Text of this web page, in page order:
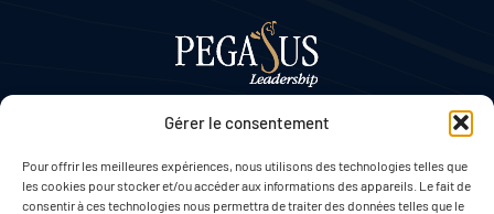
Gérer le consentement
Pour offrir les meilleures expériences, nous utilisons des technologies telles que
les cookies pour stocker et/ou accéder aux informations des appareils. Le fait de
consentir à ces technologies nous permettra de traiter des données telles que le
FAQ NOS CHIFFRES RÈGLEMENT INTÉRIEUR